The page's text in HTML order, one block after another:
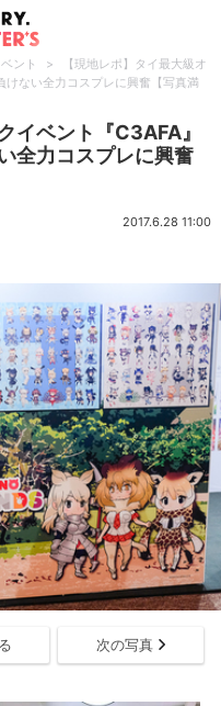
ント >
【現地レポ】タイ最大級オ
けない全力コスプレに興奮【写真満
イベント『C3AFA』
全力コスプレに興奮
2017.6.28 11:00
次の写真